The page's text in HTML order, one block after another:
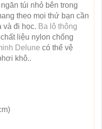
túi nhỏ bên trong
theo mọi thứ bạn cần
và đi học. Ba lô thông
liệu nylon chống
Delune có thể vệ
khô..